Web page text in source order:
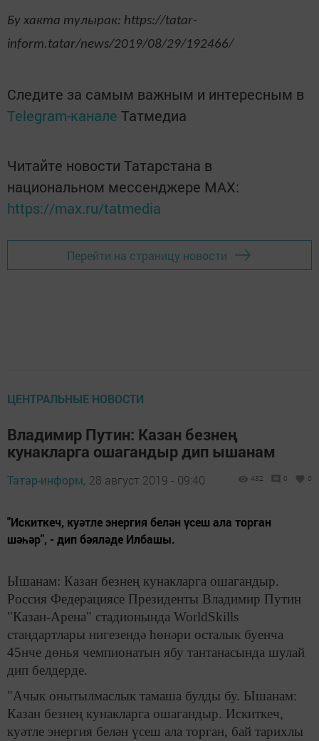
Бу хакта тулырак: https://tatar-
inform.tatar/news/2019/08/29/192466/
Следите за самым важным и интересным в
Telegram-канале Татмедиа
Читайте новости Татарстана в
национальном мессенджере MАХ:
https://max.ru/tatmedia
Перейти на страницу новости
ЦЕНТРАЛЬНЫЕ НОВОСТИ
Владимир Путин: Казан безнең
кунакларга ошагандыр дип ышанам
Татар-информ, 28 август 2019 - 09:40 432 0 0
"Искиткеч, куәтле энергия белән үсеш ала торган
шәһәр", - дип бәяләде Илбашы.
Ышанам: Казан безнең кунакларга ошагандыр.
Россия Федерациясе Президенты Владимир Путин
"Казан-Арена" стадионында WorldSkills
стандартлары нигезендә һөнәри осталык буенча
45нче дөнья чемпионатын ябу тантанасында шулай
дип белдерде.
"Ачык онытылмаслык тамаша булды бу. Ышанам:
Казан безнең кунакларга ошагандыр. Искиткеч,
куәтле энергия белән үсеш ала торган, бай тарихлы